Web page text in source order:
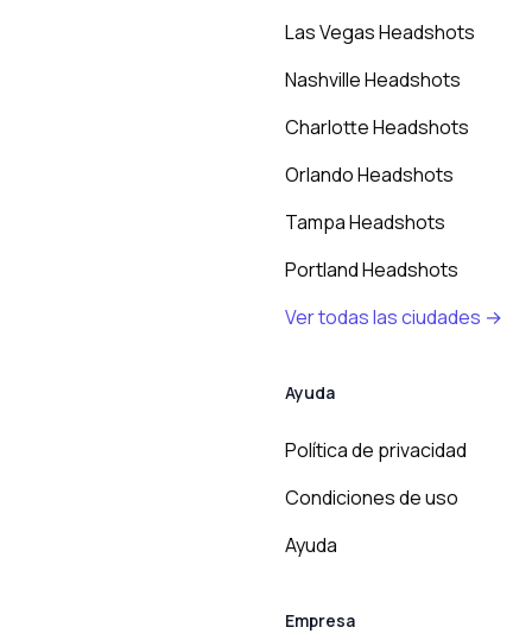
Las Vegas Headshots
Nashville Headshots
Charlotte Headshots
Orlando Headshots
Tampa Headshots
Portland Headshots
Ver todas las ciudades →
Ayuda
Política de privacidad
Condiciones de uso
Ayuda
Empresa